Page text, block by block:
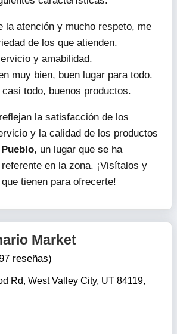
la atención y mucho respeto, me
de los que atienden.
y amabilidad.
muy bien, buen lugar para todo.
todo, buenos productos.
la satisfacción de los
y la calidad de los productos
, un lugar que se ha
en la zona. ¡Visítalos y
tienen para ofrecerte!
Market
reseñas)
Rd, West Valley City, UT 84119,